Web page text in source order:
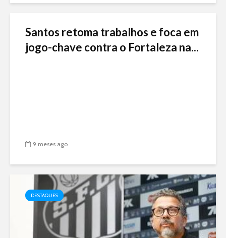
Santos retoma trabalhos e foca em
jogo-chave contra o Fortaleza na...
9 meses ago
DESTAQUES